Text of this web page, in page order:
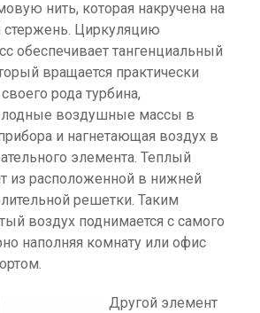
нить, которая накручена на
стержень. Циркуляцию
обеспечивает тангенциальный
вращается практически
рода турбина,
воздушные массы в
и нагнетающая воздух в
элемента. Теплый
из расположенной в нижней
решетки. Таким
воздух поднимается с самого
наполняя комнату или офис
Другой элемент